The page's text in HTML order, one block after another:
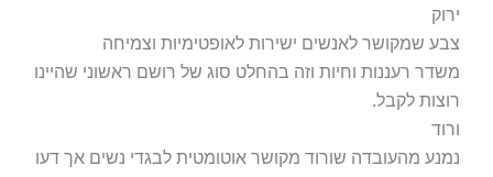
ירוק
צבע שמקושר לאנשים ישירות לאופטימיות וצמיחה
משדר רעננות וחיות וזה בהחלט סוג של רושם ראשוני שהיינו
רוצות לקבל.
ורוד
נמנע מהעובדה שורוד מקושר אוטומטית לבגדי נשים אך דעו